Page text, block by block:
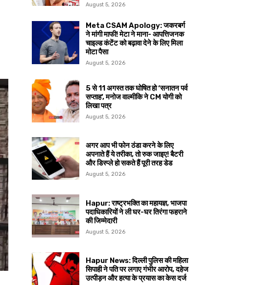
August 5, 2026
Meta CSAM Apology: जकरबर्ग
ने मांगी माफी! मेटा ने माना- आपत्तिजनक
चाइल्ड कंटेंट को बढ़ावा देने के लिए मिला
मोटा पैसा
August 5, 2026
5 से 11 अगस्त तक घोषित हो ‘सनातन पर्व
सप्ताह’, मनोज वाल्मीकि ने CM योगी को
लिखा पत्र
August 5, 2026
अगर आप भी फोन ठंडा करने के लिए
अपनाते हैं ये तरीका, तो रुक जाइए! बैटरी
और डिस्प्ले हो सकते हैं पूरी तरह डेड
August 5, 2026
Hapur: राष्ट्रभक्ति का महायज्ञ, भाजपा
पदाधिकारियों ने ली घर-घर तिरंगा फहराने
की जिम्मेदारी
August 5, 2026
Hapur News: दिल्ली पुलिस की महिला
सिपाही ने पति पर लगाए गंभीर आरोप, दहेज
उत्पीड़न और हत्या के प्रयास का केस दर्ज